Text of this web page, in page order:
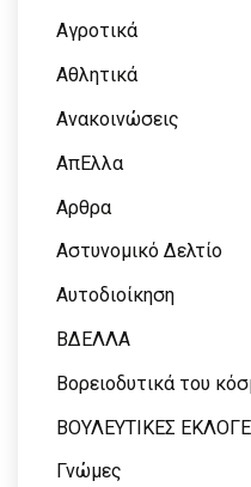
Αγροτικά
Αθλητικά
Ανακοινώσεις
ΑπΕλλα
Αρθρα
Αστυνομικό Δελτίο
Αυτοδιοίκηση
ΒΔΕΛΛΑ
Βορειοδυτικά του
ΒΟΥΛΕΥΤΙΚΕΣ
Γνώμες